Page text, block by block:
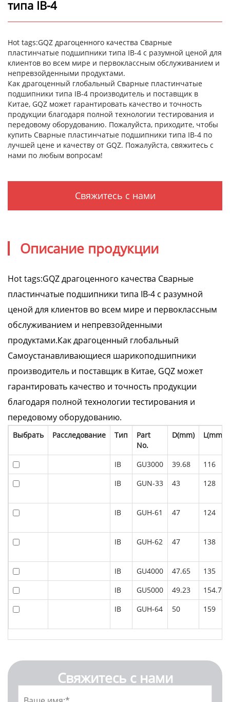
типа IB-4
Hot tags:GQZ драгоценного качества Сварные
пластинчатые подшипники типа IB-4 с разумной ценой для
клиентов во всем мире и первоклассным обслуживанием и
непревзойденными продуктами.
Как драгоценный глобальный Сварные пластинчатые
подшипники типа IB-4 производитель и поставщик в
Китае, GQZ может гарантировать качество и точность
продукции благодаря полной технологии тестирования и
передовому оборудованию. Пожалуйста, приходите, чтобы
купить Сварные пластинчатые подшипники типа IB-4 по
лучшей цене и качеству от GQZ. Пожалуйста, свяжитесь с
нами по любым вопросам!
Свяжитесь с нами
Описание продукции
Hot tags:GQZ драгоценного качества Сварные
пластинчатые подшипники типа IB-4 с разумной
ценой для клиентов во всем мире и первоклассным
обслуживанием и непревзойденными
продуктами.Как драгоценный глобальный
Самоустанавливающиеся шарикоподшипники
производитель и поставщик в Китае, GQZ может
гарантировать качество и точность продукции
благодаря полной технологии тестирования и
передовому оборудованию.
Выбрать Расследование Тип
Part
No.
D(mm) L(mm)
IB GU3000 39.68
116
IB
GUN-33 43 128
IB GUH-61 47 124
IB GUH-62 47 138
IB GU4000 47.65
135
IB
GU5000 49.23
154.76
IB
GUH-64 50 159
Свяжитесь с нами